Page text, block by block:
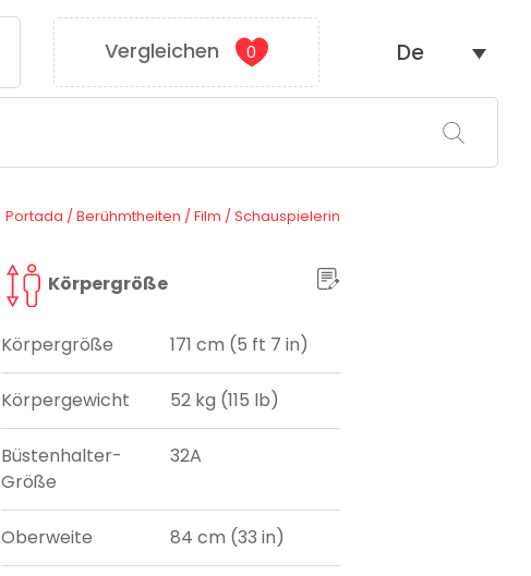
Vergleichen 0 De
Portada /Berühmtheiten /Film /Schauspielerin
Körpergröße
Körpergröße 171 cm (5 ft 7 in)
Körpergewicht 52 kg (115 lb)
Büstenhalter-
Größe
32A
Oberweite 84 cm (33 in)